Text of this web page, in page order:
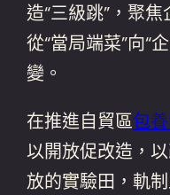
造“三級跳”，聚
從“當局端菜”向“
變。
在推進自貿區包
以開放促改造，
放的實驗田，軌